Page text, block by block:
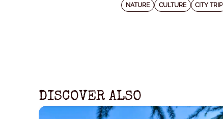
NATURE CULTURE CITY TRIP
DISCOVER ALSO